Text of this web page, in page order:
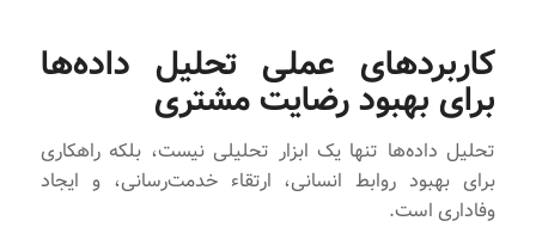
کاربردهای عملی تحلیل داده‌ها
برای بهبود رضایت مشتری
تحلیل داده‌ها تنها یک ابزار تحلیلی نیست، بلکه راهکاری
برای بهبود روابط انسانی، ارتقاء خدمت‌رسانی، و ایجاد
وفاداری است.